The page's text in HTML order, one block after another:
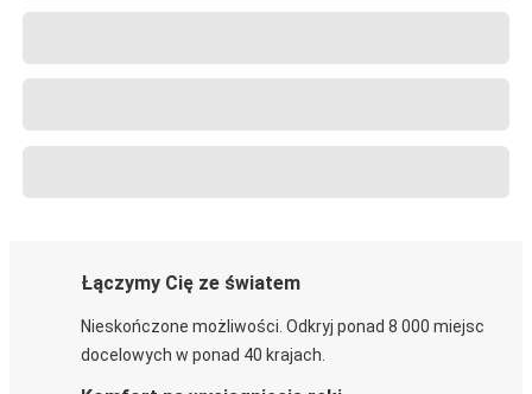
Łączymy Cię ze światem
Nieskończone możliwości. Odkryj ponad 8 000 miejsc
docelowych w ponad 40 krajach.